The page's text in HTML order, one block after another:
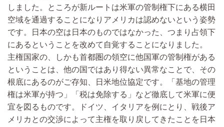
しました。ところが新ルートは米軍の管制権下にある横田
空域を通過することになりアメリカは認めないという姿勢
です。日本の空は日本のものではなかった、つまり占領下
にあるということを改めて自覚することになりました。
主権国家の、しかも首都圏の領空に他国軍の管制権がある
ということは、他の国ではあり得ない異常なことで、その
根底にあるのがご存知、日米地位協定です。「基地の管理
権は米軍が持つ」「税は免除する」など徹底して米軍に便
宜を図るものです。ドイツ、イタリアを例にとり、戦後ア
メリカとの交渉によって主権を取り戻してきたことを日本